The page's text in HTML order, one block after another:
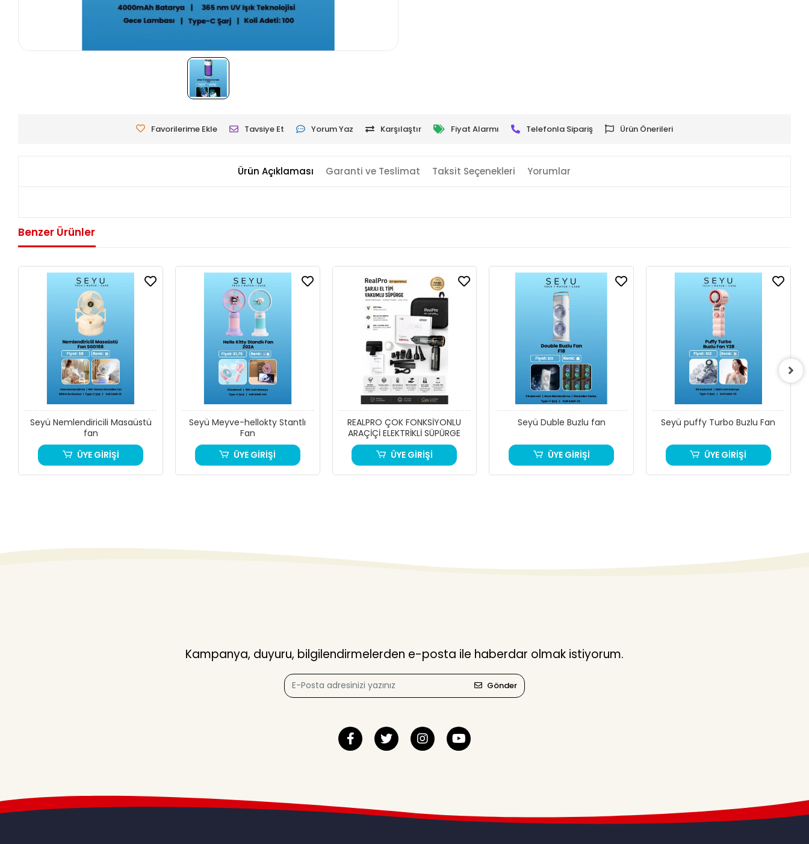
Favorilerime Ekle Tavsiye Et Yorum Yaz Karşılaştır Fiyat Alarmı Telefonla Sipariş Ürün Önerileri
Ürün Açıklaması Garanti ve Teslimat Taksit Seçenekleri Yorumlar
Benzer Ürünler
Seyü Nemlendiricili Masaüstü
fan
ÜYE GİRİŞİ
Seyü Meyve-hellokty Stantlı
Fan
ÜYE GİRİŞİ
REALPRO ÇOK FONKSİYONLU
ARAÇİÇİ ELEKTRİKLİ SÜPÜRGE
ÜYE GİRİŞİ
Seyü Duble Buzlu fan
ÜYE GİRİŞİ
Seyü puffy Turbo Buzlu Fan
ÜYE GİRİŞİ
Kampanya, duyuru, bilgilendirmelerden e-posta ile haberdar olmak istiyorum.
Gönder